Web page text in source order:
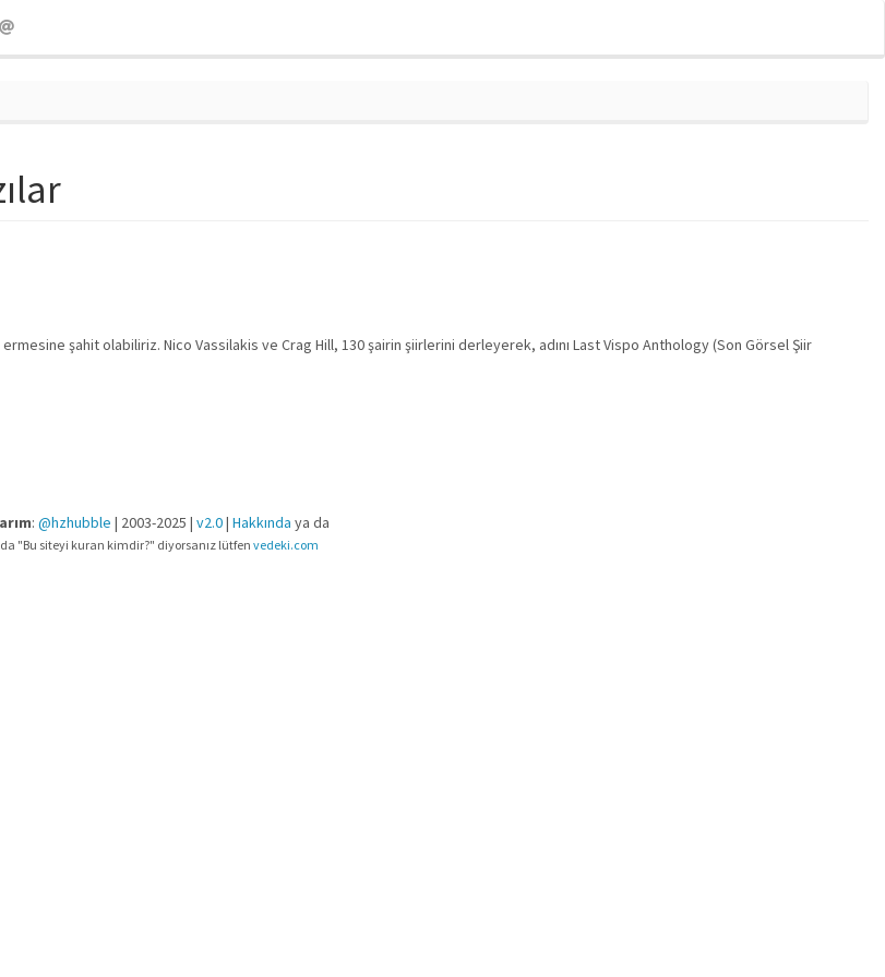
şahit olabiliriz. Nico Vassilakis ve Crag Hill, 130 şairin şiirlerini derleyerek, adını Last Vispo Anthology (Son Görsel Şiir
: @hzhubble | 2003-2025 | v2.0| Hakkında ya da
da "Bu siteyi kuran kimdir?" diyorsanız lütfen vedeki.com